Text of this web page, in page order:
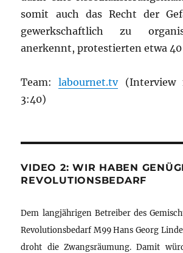
somit auch das Recht der
gewerkschaftlich zu
anerkennt, protestierten etwa
Team:labournet.tv(Interview
3:40)
VIDEO 2: WIR HABEN
REVOLUTIONSBEDARF
Dem langjährigen Betreiber des
Revolutionsbedarf M99 Hans Georg
droht die Zwangsräumung. Damit